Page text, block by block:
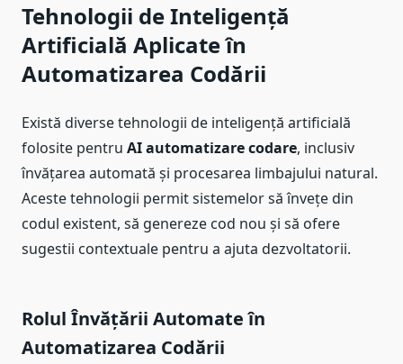
Tehnologii de Inteligență
Artificială Aplicate în
Automatizarea Codării
Există diverse tehnologii de inteligență artificială
folosite pentru AI automatizare codare, inclusiv
învățarea automată și procesarea limbajului natural.
Aceste tehnologii permit sistemelor să învețe din
codul existent, să genereze cod nou și să ofere
sugestii contextuale pentru a ajuta dezvoltatorii.
Rolul Învățării Automate în
Automatizarea Codării